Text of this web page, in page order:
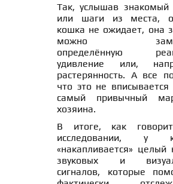
Так, услышав знакомый
или шаги из места,
кошка не ожидает, она
можно
определённую
удивление или,
растерянность. А все
что это не вписывается
самый привычный
хозяина.
В итоге, как
исследовании, у
«накапливается» целый
звуковых и
сигналов, которые